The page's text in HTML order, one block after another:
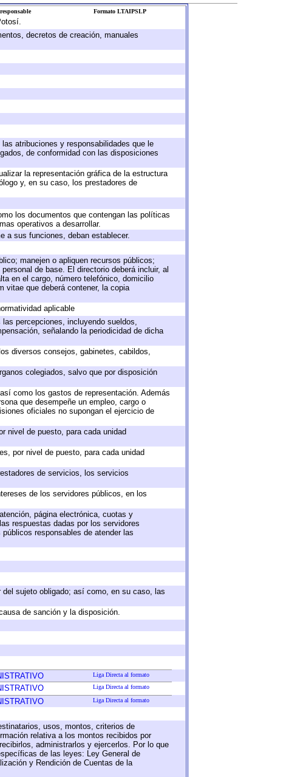
Formato LTAIPSLP
decretos de creación, manuales
atribuciones y responsabilidades que le
de conformidad con las disposiciones
la representación gráfica de la estructura
y, en su caso, los prestadores de
los documentos que contengan las políticas
operativos a desarrollar.
a sus funciones, deban establecer.
manejen o apliquen recursos públicos;
de base. El directorio deberá incluir, al
en el cargo, número telefónico, domicilio
vitae que deberá contener, la copia
aplicable
percepciones, incluyendo sueldos,
señalando la periodicidad de dicha
diversos consejos, gabinetes, cabildos,
colegiados, salvo que por disposición
como los gastos de representación. Además
que desempeñe un empleo, cargo o
oficiales no supongan el ejercicio de
nivel de puesto, para cada unidad
por nivel de puesto, para cada unidad
de servicios, los servicios
de los servidores públicos, en los
página electrónica, cuotas y
respuestas dadas por los servidores
responsables de atender las
sujeto obligado; así como, en su caso, las
de sanción y la disposición.
Liga Directa al formato
Liga Directa al formato
Liga Directa al formato
usos, montos, criterios de
relativa a los montos recibidos por
administrarlos y ejercerlos. Por lo que
de las leyes: Ley General de
y Rendición de Cuentas de la